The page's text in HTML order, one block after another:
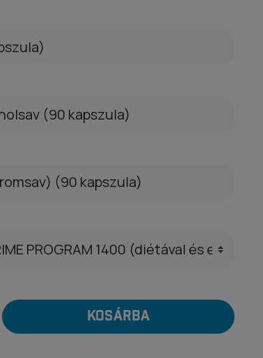
(90 kapszula)
(90 kapszula)
KOSÁRBA